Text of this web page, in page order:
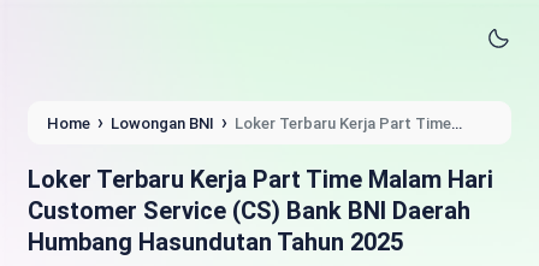
Home › Lowongan BNI › Loker Terbaru Kerja Part Time
Hasundutan Tahun 2025
Loker Terbaru Kerja Part Time Malam Hari
Customer Service (CS) Bank BNI Daerah
Humbang Hasundutan Tahun 2025